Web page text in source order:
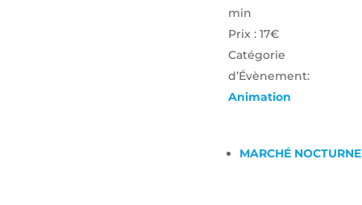
min
Prix : 17€
Catégorie
d’Évènement:
Animation
MARCHÉ NOCTURNE